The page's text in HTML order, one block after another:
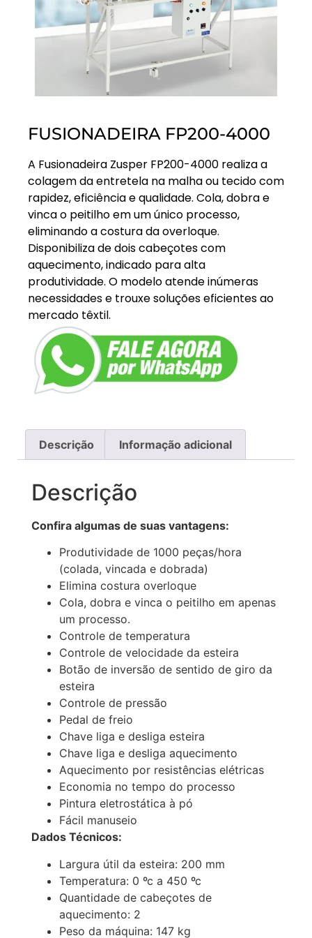
FUSIONADEIRA FP200-4000
A Fusionadeira Zusper FP200-4000 realiza a
colagem da entretela na malha ou tecido com
rapidez, eficiência e qualidade. Cola, dobra e
vinca o peitilho em um único processo,
eliminando a costura da overloque.
Disponibiliza de dois cabeçotes com
aquecimento, indicado para alta
produtividade. O modelo atende inúmeras
necessidades e trouxe soluções eficientes ao
mercado têxtil.
Descrição Informação adicional
Descrição
Confira algumas de suas vantagens:
Produtividade de 1000 peças/hora
(colada, vincada e dobrada)
Elimina costura overloque
Cola, dobra e vinca o peitilho em apenas
um processo.
Controle de temperatura
Controle de velocidade da esteira
Botão de inversão de sentido de giro da
esteira
Controle de pressão
Pedal de freio
Chave liga e desliga esteira
Chave liga e desliga aquecimento
Aquecimento por resistências elétricas
Economia no tempo do processo
Pintura eletrostática à pó
Fácil manuseio
Dados Técnicos:
Largura útil da esteira: 200 mm
Temperatura: 0 ºc a 450 ºc
Quantidade de cabeçotes de
aquecimento: 2
Peso da máquina: 147 kg